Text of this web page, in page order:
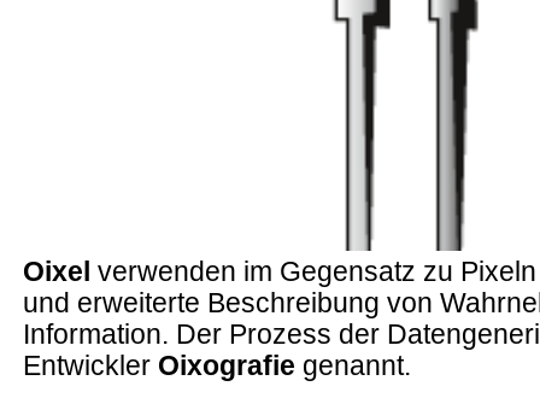
Oixel verwenden im Gegensatz zu
und erweiterte Beschreibung von
Information. Der Prozess der
Entwickler Oixografie genannt.